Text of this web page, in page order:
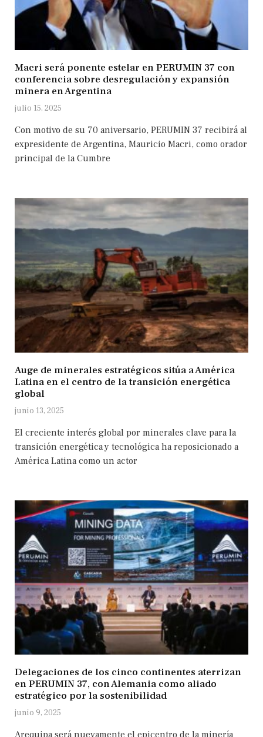
Macri será ponente estelar en PERUMIN 37 con
conferencia sobre desregulación y expansión
minera en Argentina
julio 15, 2025
Con motivo de su 70 aniversario, PERUMIN 37 recibirá al
expresidente de Argentina, Mauricio Macri, como orador
principal de la Cumbre
Auge de minerales estratégicos sitúa a América
Latina en el centro de la transición energética
global
junio 13, 2025
El creciente interés global por minerales clave para la
transición energética y tecnológica ha reposicionado a
América Latina como un actor
Delegaciones de los cinco continentes aterrizan
en PERUMIN 37, con Alemania como aliado
estratégico por la sostenibilidad
junio 9, 2025